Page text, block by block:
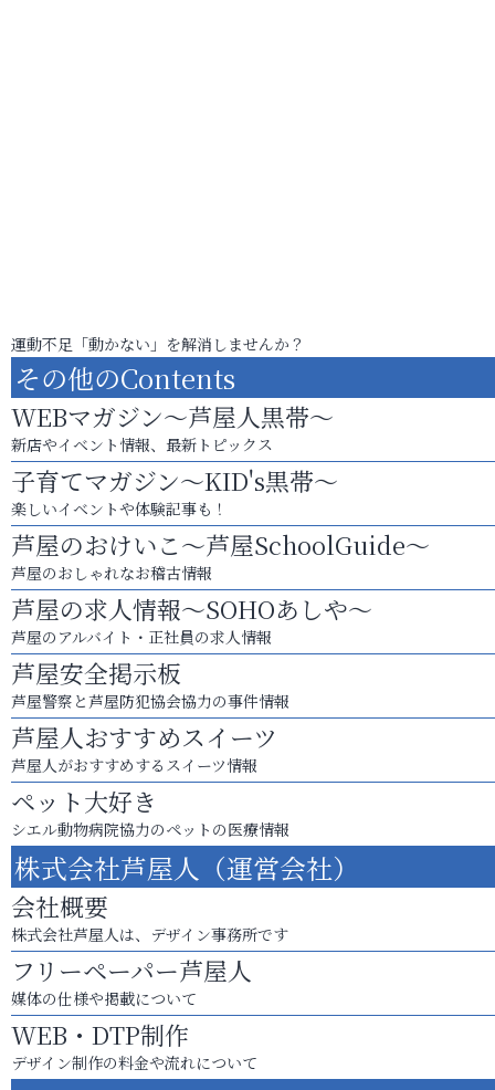
運動不足「動かない」を解消しませんか？
その他のContents
WEBマガジン～芦屋人黒帯～
新店やイベント情報、最新トピックス
子育てマガジン～KID's黒帯～
楽しいイベントや体験記事も！
芦屋のおけいこ～芦屋SchoolGuide～
芦屋のおしゃれなお稽古情報
芦屋の求人情報～SOHOあしや～
芦屋のアルバイト・正社員の求人情報
芦屋安全掲示板
芦屋警察と芦屋防犯協会協力の事件情報
芦屋人おすすめスイーツ
芦屋人がおすすめするスイーツ情報
ペット大好き
シエル動物病院協力のペットの医療情報
株式会社芦屋人（運営会社）
会社概要
株式会社芦屋人は、デザイン事務所です
フリーペーパー芦屋人
媒体の仕様や掲載について
WEB・DTP制作
デザイン制作の料金や流れについて